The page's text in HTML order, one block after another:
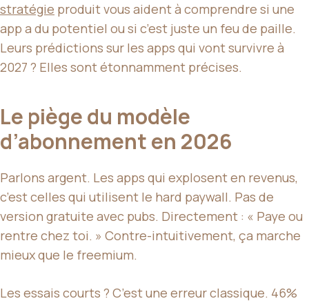
stratégie produit vous aident à comprendre si une
app a du potentiel ou si c’est juste un feu de paille.
Leurs prédictions sur les apps qui vont survivre à
2027 ? Elles sont étonnamment précises.
Le piège du modèle
d’abonnement en 2026
Parlons argent. Les apps qui explosent en revenus,
c’est celles qui utilisent le hard paywall. Pas de
version gratuite avec pubs. Directement : « Paye ou
rentre chez toi. » Contre-intuitivement, ça marche
mieux que le freemium.
Les essais courts ? C’est une erreur classique. 46%